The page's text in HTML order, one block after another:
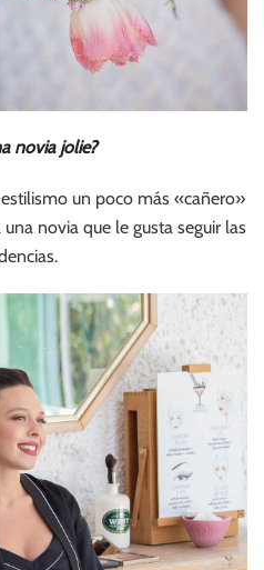
novia jolie?
un poco más «cañero»
novia que le gusta seguir las